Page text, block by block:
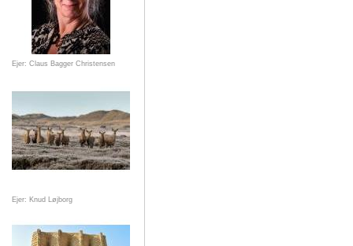
Ejer: Claus Bagger Christensen
Ejer: Knud Løjborg